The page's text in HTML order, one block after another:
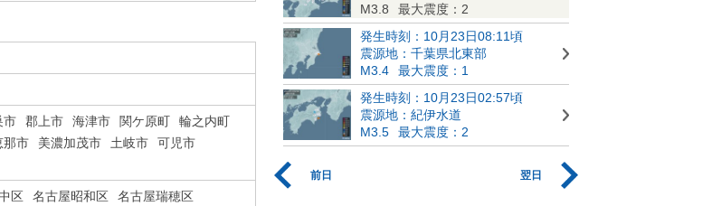
市 郡上市 海津市 関ケ原町
輪之内町
那市 美濃加茂市 土岐市
可児市
区 名古屋昭和区
名古屋瑞穂区
M3.8
最大震度：2
発生時刻：10月23日08:11頃
震源地：千葉県北東部
M3.4
最大震度：1
発生時刻：10月23日02:57頃
震源地：紀伊水道
M3.5
最大震度：2
前日 翌日